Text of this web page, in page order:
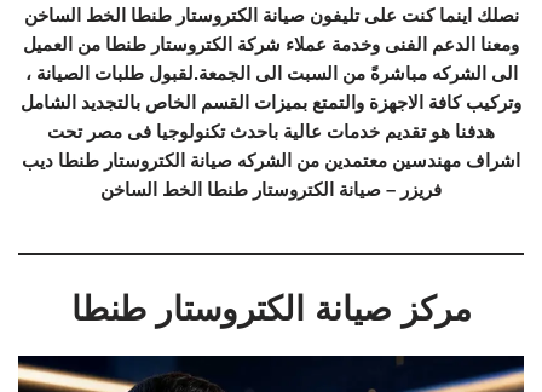
نصلك اينما كنت على تليفون صيانة الكتروستار طنطا الخط الساخن
ومعنا الدعم الفنى وخدمة عملاء شركة الكتروستار طنطا من العميل
الى الشركه مباشرةً من السبت الى الجمعة.لقبول طلبات الصيانة ،
وتركيب كافة الاجهزة والتمتع بميزات القسم الخاص بالتجديد الشامل
هدفنا هو تقديم خدمات عالية باحدث تكنولوجيا فى مصر تحت
اشراف مهندسين معتمدين من الشركه صيانة الكتروستار طنطا ديب
فريزر – صيانة الكتروستار طنطا الخط الساخن
مركز صيانة الكتروستار طنطا